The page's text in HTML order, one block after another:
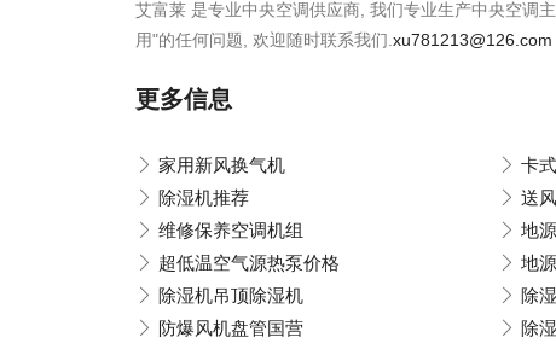
艾富莱 是专业中央空调供应商, 我们专业生产中央空调
用"的任何问题, 欢迎随时联系我们. xu781213@126.com
更多信息
家用新风换气机 卡
除湿机推荐
送
维修保养空调机组
地
超低温空气源热泵价格
地
除湿机吊顶除湿机
除
防爆风机盘管国营
除